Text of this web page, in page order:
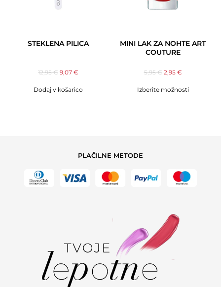
STEKLENA PILICA
12,95€ 9,07 €
Dodaj v košarico
MINI LAK ZA NOHTE ART
COUTURE
5,95€ 2,95 €
Izberite možnosti
PLAČILNE METODE